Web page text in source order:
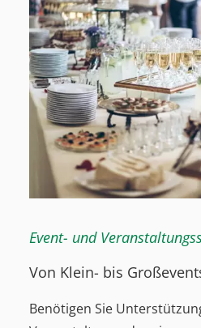
Event- und
Von Klein- bis
Benötigen Sie